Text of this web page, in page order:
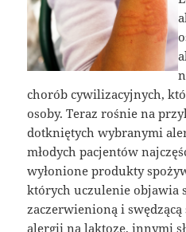
chorób cywilizacyjnych,
osoby. Teraz rośnie na
dotkniętych wybranymi
młodych pacjentów
wyłonione produkty
których uczulenie objawia
zaczerwienioną i
alergii na laktozę, innymi